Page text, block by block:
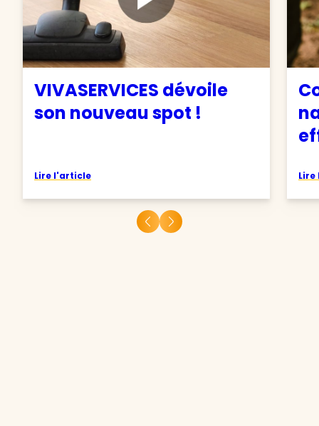
VIVASERVICES dévoile
son nouveau spot !
Lire l'article